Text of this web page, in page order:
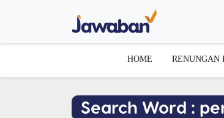
HOME RENUNGAN
Search Word :